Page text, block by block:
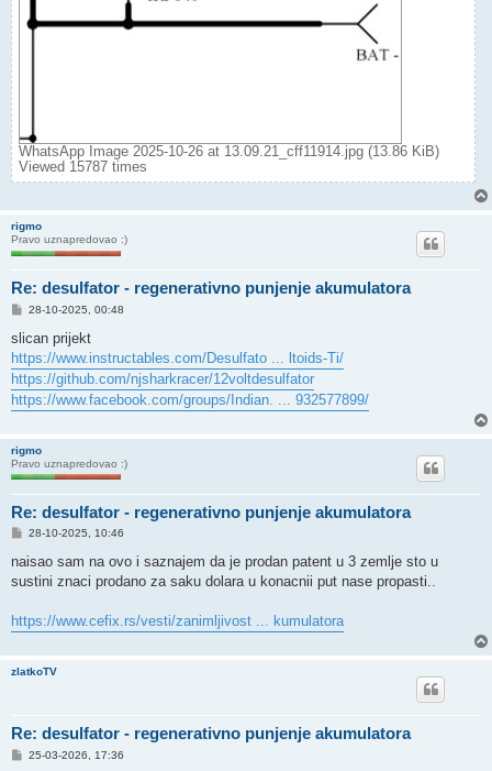
WhatsApp Image 2025-10-26 at 13.09.21_cff11914.jpg (13.86 KiB)
Viewed 15787 times
rigmo
Pravo uznapredovao :)
Re: desulfator - regenerativno punjenje akumulatora
P
s
28-10-2025, 00:48
slican prijekt
https://www.instructables.com/Desulfato ... ltoids-Ti/
https://github.com/njsharkracer/12voltdesulfator
https://www.facebook.com/groups/Indian. ... 932577899/
rigmo
Pravo uznapredovao :)
Re: desulfator - regenerativno punjenje akumulatora
P
s
28-10-2025, 10:46
naisao sam na ovo i saznajem da je prodan patent u 3 zemlje sto u
sustini znaci prodano za saku dolara u konacnii put nase propasti..
https://www.cefix.rs/vesti/zanimljivost ... kumulatora
zlatkoTV
Re: desulfator - regenerativno punjenje akumulatora
P25-03-2026, 17:36